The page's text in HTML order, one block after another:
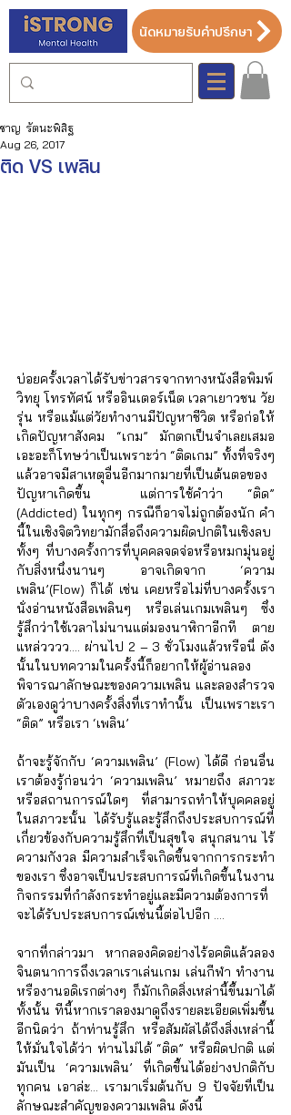
นัดหมายรับคำปรึกษา
ติด VS เพลิน
ชาญ รัตนะพิสิฐ
Aug 26, 2017
บ่อยครั้งเวลาได้รับข่าวสารจากทางหนังสือพิมพ์
วิทยุ โทรทัศน์ หรืออินเตอร์เน็ต เวลาเยาวชน วัย
รุ่น หรือแม้แต่วัยทำงานมีปัญหาชีวิต หรือก่อให้
เกิดปัญหาสังคม “เกม” มักตกเป็นจำเลยเสมอ
เอะอะก็โทษว่าเป็นเพราะว่า “ติดเกม” ทั้งที่จริงๆ
แล้วอาจมีสาเหตุอื่นอีกมากมายที่เป็นต้นตอของ
ปัญหาเกิดขึ้น  แต่การใช้คำว่า “ติด”
(Addicted) ในทุกๆ กรณีก็อาจไม่ถูกต้องนัก คำ
นี้ในเชิงจิตวิทยามักสื่อถึงความผิดปกติในเชิงลบ
ทั้งๆ ที่บางครั้งการที่บุคคลจดจ่อหรือหมกมุ่นอยู่
กับสิ่งหนึ่งนานๆ อาจเกิดจาก ‘ความ
เพลิน’(Flow) ก็ได้ เช่น เคยหรือไม่ที่บางครั้งเรา
นั่งอ่านหนังสือเพลินๆ หรือเล่นเกมเพลินๆ ซึ่ง
รู้สึกว่าใช้เวลาไม่นานแต่มองนาฬิกาอีกที ตาย
แหล่วววว.... ผ่านไป 2 – 3 ชั่วโมงแล้วหรือนี่ ดัง
นั้นในบทความในครั้งนี้ก็อยากให้ผู้อ่านลอง
พิจารณาลักษณะของความเพลิน และลองสำรวจ
ตัวเองดูว่าบางครั้งสิ่งที่เราทำนั้น เป็นเพราะเรา
“ติด” หรือเรา ‘เพลิน’
ถ้าจะรู้จักกับ ‘ความเพลิน’ (Flow) ได้ดี ก่อนอื่น
เราต้องรู้ก่อนว่า ‘ความเพลิน’ หมายถึง สภาวะ
หรือสถานการณ์ใดๆ ที่สามารถทำให้บุคคลอยู่
ในสภาวะนั้น ได้รับรู้และรู้สึกถึงประสบการณ์ที่
เกี่ยวข้องกับความรู้สึกที่เป็นสุขใจ สนุกสนาน ไร้
ความกังวล มีความสำเร็จเกิดขึ้นจากการกระทำ
ของเรา ซึ่งอาจเป็นประสบการณ์ที่เกิดขึ้นในงาน
กิจกรรมที่กำลังกระทำอยู่และมีความต้องการที่
จะได้รับประสบการณ์เช่นนี้ต่อไปอีก ….
จากที่กล่าวมา หากลองคิดอย่างไร้อคติแล้วลอง
จินตนาการถึงเวลาเราเล่นเกม เล่นกีฬา ทำงาน
หรืองานอดิเรกต่างๆ ก็มักเกิดสิ่งเหล่านี้ขึ้นมาได้
ทั้งนั้น ทีนี้หากเราลองมาดูถึงรายละเอียดเพิ่มขึ้น
อีกนิดว่า ถ้าท่านรู้สึก หรือสัมผัสได้ถึงสิ่งเหล่านี้
ให้มั่นใจได้ว่า ท่านไม่ได้ “ติด” หรือผิดปกติ แต่
มันเป็น ‘ความเพลิน’ ที่เกิดขึ้นได้อย่างปกติกับ
ทุกคน เอาล่ะ... เรามาเริ่มต้นกับ 9 ปัจจัยที่เป็น
ลักษณะสำคัญของความเพลิน ดังนี้